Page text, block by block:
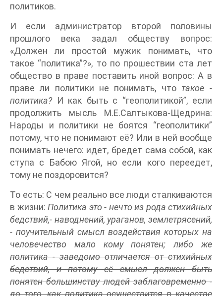
политиков.
И если администратор второй половины
прошлого века задал обществу вопрос:
«Должен ли простой мужик понимать, что
такое “политика”?», то по прошествии ста лет
общество в праве поставить иной вопрос: А в
праве ли политики не понимать, что такое -
политика?И как быть с “геополитикой”, если
продолжить мысль М.Е.Салтыкова-Щедрина:
Народы и политики не боятся “геополитики”
потому, что не понимают её? Или в ней вообще
понимать нечего: идет, бредет сама собой, как
ступа с Бабою Ягой, но если кого переедет,
тому не поздоровится?
То есть: С чем реально все люди сталкиваются
в жизни: Политика это - нечто из рода стихийных
бедствий,- наводнений, ураганов, землетрясений,
- поучительный смысл воздействия которых на
человечество мало кому понятен; либо же
политика - заведомо отличается от стихийных
бедствий, и потому её смысл должен быть
понятен большинству людей заблаговременно -
до того, как политика осуществится в качестве